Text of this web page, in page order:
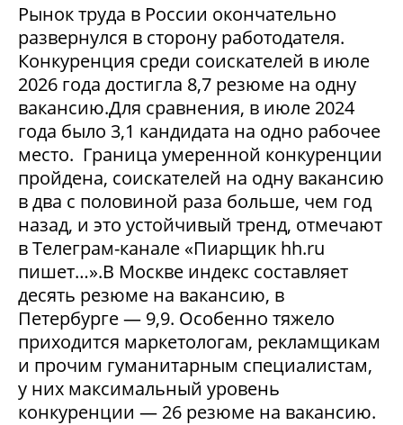
Рынок труда в России окончательно
развернулся в сторону работодателя.
Конкуренция среди соискателей в июле
2026 года достигла 8,7 резюме на одну
вакансию.Для сравнения, в июле 2024
года было 3,1 кандидата на одно рабочее
место. Граница умеренной конкуренции
пройдена, соискателей на одну вакансию
в два с половиной раза больше, чем год
назад, и это устойчивый тренд, отмечают
в Телеграм-канале «Пиарщик hh.ru
пишет…».В Москве индекс составляет
десять резюме на вакансию, в
Петербурге — 9,9. Особенно тяжело
приходится маркетологам, рекламщикам
и прочим гуманитарным специалистам,
у них максимальный уровень
конкуренции — 26 резюме на вакансию.